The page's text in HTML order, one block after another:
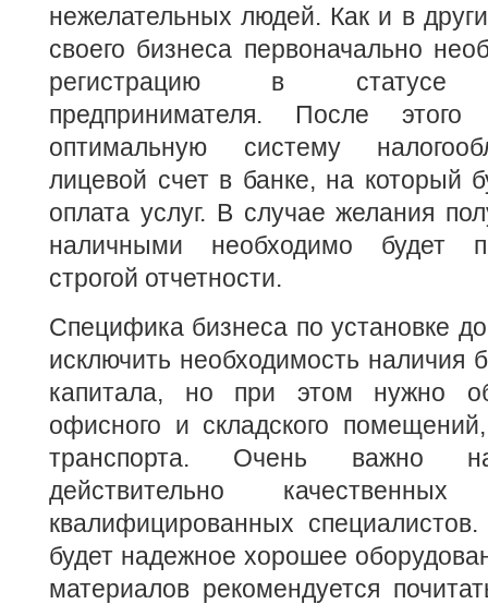
нежелательных людей. Как и в
своего бизнеса первоначально
регистрацию в статусе
предпринимателя. После этого
оптимальную систему
лицевой счет в банке, на который
оплата услуг. В случае желания
наличными необходимо будет
строгой отчетности.
Специфика бизнеса по установке
исключить необходимость наличия
капитала, но при этом нужно
офисного и складского
транспорта. Очень важно
действительно
квалифицированных
будет надежное хорошее
материалов рекомендуется